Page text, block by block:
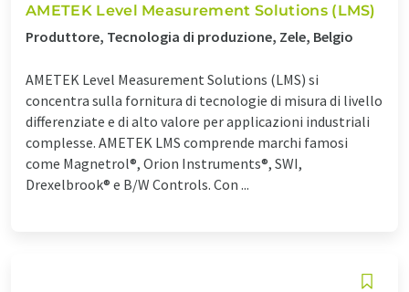
AMETEK Level Measurement Solutions (LMS)
Produttore, Tecnologia di produzione, Zele, Belgio
AMETEK Level Measurement Solutions (LMS) si
concentra sulla fornitura di tecnologie di misura di livello
differenziate e di alto valore per applicazioni industriali
complesse. AMETEK LMS comprende marchi famosi
come Magnetrol®, Orion Instruments®, SWI,
Drexelbrook® e B/W Controls. Con ...